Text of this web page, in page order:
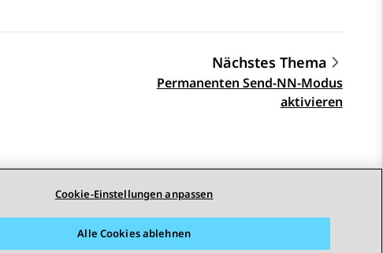
Nächstes Thema
Permanenten Send-NN-Modus
aktivieren
Cookie-Einstellungen anpassen
Alle Cookies ablehnen